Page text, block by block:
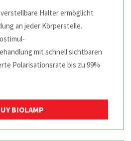
Halter ermöglicht
an jeder Körperstelle.
mit schnell sichtbaren
Polarisationsrate bis zu 99%
BIOLAMP